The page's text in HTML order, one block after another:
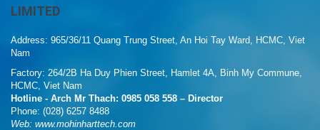
LIMITED
Address: 965/36/11 Quang Trung Street, An Hoi Tay Ward, HCMC, Viet
Nam
Factory: 264/2B Ha Duy Phien Street, Hamlet 4A, Binh My Commune,
HCMC, Viet Nam
Hotline - Arch Mr Thach: 0985 058 558 – Director
Phone: (028) 6257 8488
Web: www.mohinharttech.com